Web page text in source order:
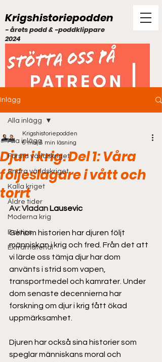
Krigshistoriepodden
- årets podd & -poddklippare
2024
Inlägg
Alla inlägg
Första världskriget
Andra världskriget
Kalla kriget
Äldre tider
Moderna krig
Boktips
Extramaterial
Alla inlägg
Djur i krig. Del 1: Våra
följeslagare i vått och
torrt
Krigshistoriepodden
6 maj 6 min läsning
Av: Vladan Lausevic
Genom historien har djuren följt
människan i krig och fred. Från det att
vi lärde oss tämja djur har dom
använts i strid som vapen,
transportmedel och kamrater. Under
dom senaste decennierna har
forskning om djur i krig fått ökad
uppmärksamhet.
Djuren har också sina historier som
speglar människans moral och